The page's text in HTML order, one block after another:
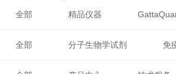
全部 精品仪器
Glycon Biochem Sterlitech
全部 分子生物学试剂 免